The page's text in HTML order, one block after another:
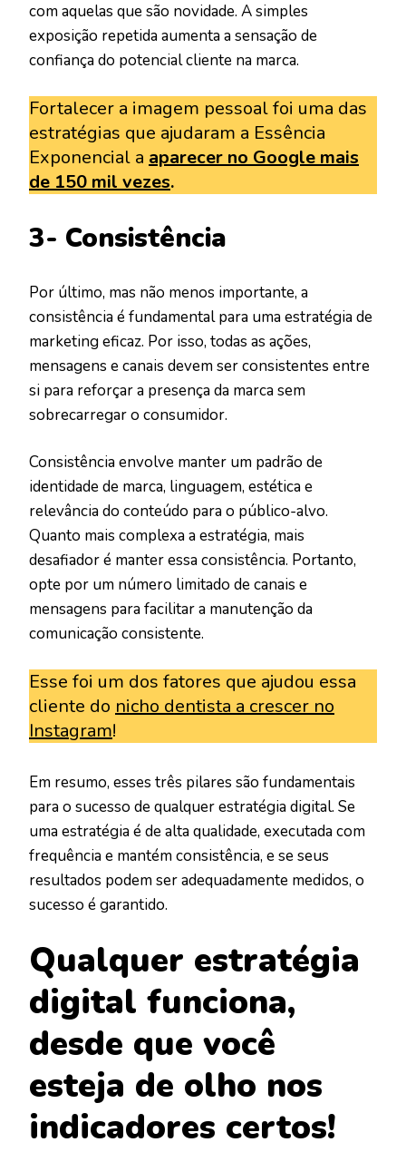
com aquelas que são novidade. A simples
exposição repetida aumenta a sensação de
confiança do potencial cliente na marca.
Fortalecer a imagem pessoal foi uma das
estratégias que ajudaram a Essência
Exponencial a aparecer no Google mais
de 150 mil vezes.
3- Consistência
Por último, mas não menos importante, a
consistência é fundamental para uma estratégia de
marketing eficaz. Por isso, todas as ações,
mensagens e canais devem ser consistentes entre
si para reforçar a presença da marca sem
sobrecarregar o consumidor.
Consistência envolve manter um padrão de
identidade de marca, linguagem, estética e
relevância do conteúdo para o público-alvo.
Quanto mais complexa a estratégia, mais
desafiador é manter essa consistência. Portanto,
opte por um número limitado de canais e
mensagens para facilitar a manutenção da
comunicação consistente.
Esse foi um dos fatores que ajudou essa
cliente do nicho dentista a crescer no
Instagram!
Em resumo, esses três pilares são fundamentais
para o sucesso de qualquer estratégia digital. Se
uma estratégia é de alta qualidade, executada com
frequência e mantém consistência, e se seus
resultados podem ser adequadamente medidos, o
sucesso é garantido.
Qualquer estratégia
digital funciona,
desde que você
esteja de olho nos
indicadores certos!